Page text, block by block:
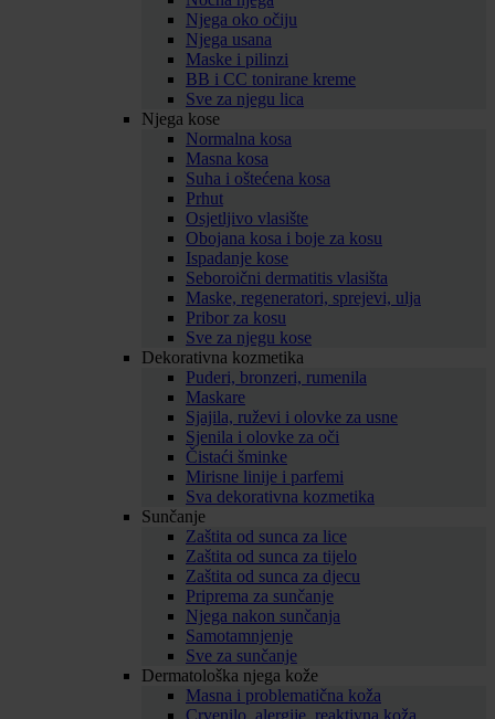
Njega oko očiju
Njega usana
Maske i pilinzi
BB i CC tonirane kreme
Sve za njegu lica
Njega kose
Normalna kosa
Masna kosa
Suha i oštećena kosa
Prhut
Osjetljivo vlasište
Obojana kosa i boje za kosu
Ispadanje kose
Seboroični dermatitis vlasišta
Maske, regeneratori, sprejevi, ulja
Pribor za kosu
Sve za njegu kose
Dekorativna kozmetika
Puderi, bronzeri, rumenila
Maskare
Sjajila, ruževi i olovke za usne
Sjenila i olovke za oči
Čistaći šminke
Mirisne linije i parfemi
Sva dekorativna kozmetika
Sunčanje
Zaštita od sunca za lice
Zaštita od sunca za tijelo
Zaštita od sunca za djecu
Priprema za sunčanje
Njega nakon sunčanja
Samotamnjenje
Sve za sunčanje
Dermatološka njega kože
Masna i problematična koža
Crvenilo, alergije, reaktivna koža